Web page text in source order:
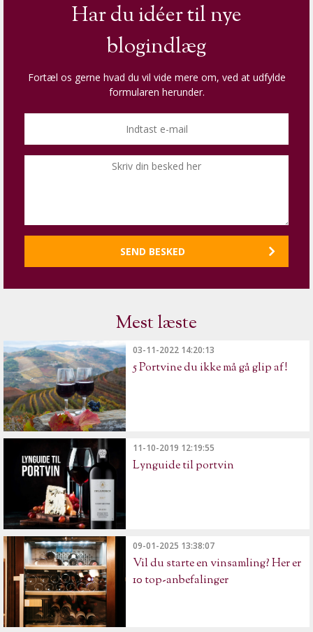
Har du idéer til nye
blogindlæg
Fortæl os gerne hvad du vil vide mere om, ved at udfylde
formularen herunder.
Mest læste
03-11-2022 14:20:13
5 Portvine du ikke må gå glip af!
11-10-2019 12:19:55
Lynguide til portvin
09-01-2025 13:38:07
Vil du starte en vinsamling? Her er
10 top-anbefalinger